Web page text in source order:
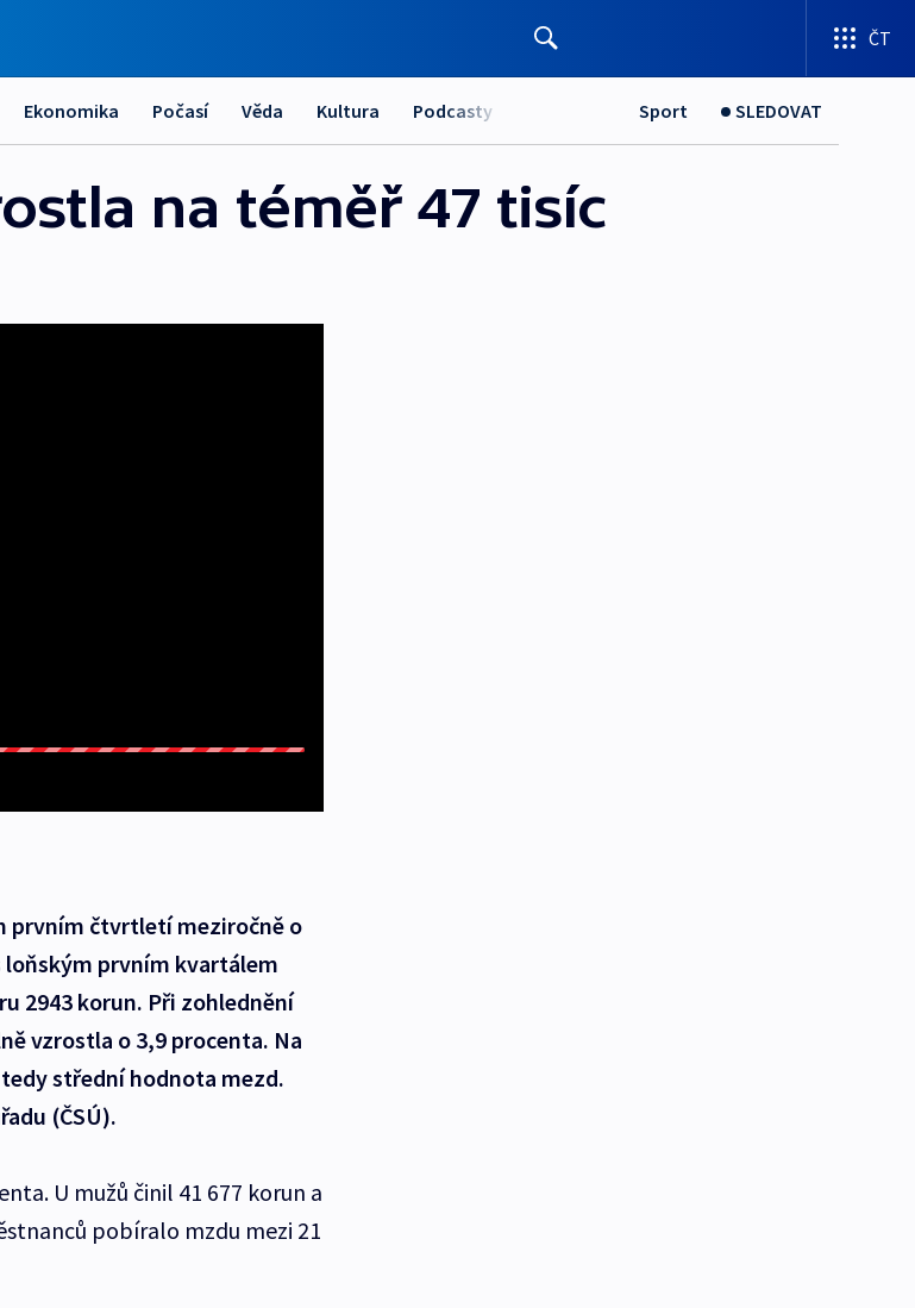
ČT
Ekonomika Počasí Věda Kultura Podcasty Sport SLEDOVAT
na téměř 47 tisíc
prvním čtvrtletí meziročně o
loňským prvním kvartálem
2943 korun. Při zohlednění
vzrostla o 3,9 procenta. Na
střední hodnota mezd.
(ČSÚ).
U mužů činil 41 677 korun a
pobíralo mzdu mezi 21